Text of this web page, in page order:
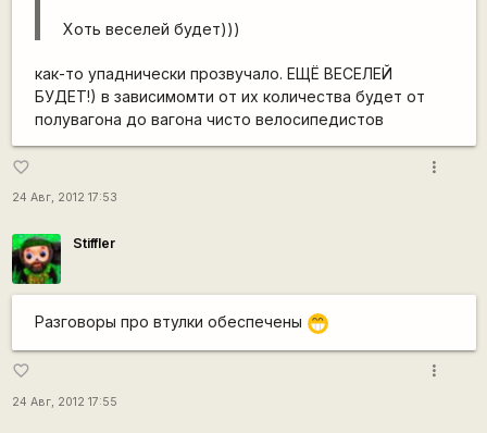
Хоть веселей будет)))
как-то упаднически прозвучало. ЕЩЁ ВЕСЕЛЕЙ
БУДЕТ!) в зависимомти от их количества будет от
полувагона до вагона чисто велосипедистов
favorite_border
24 Авг, 2012 17:53
more_vert
Stiffler
Разговоры про втулки обеспечены ;D
favorite_border
24 Авг, 2012 17:55
more_vert